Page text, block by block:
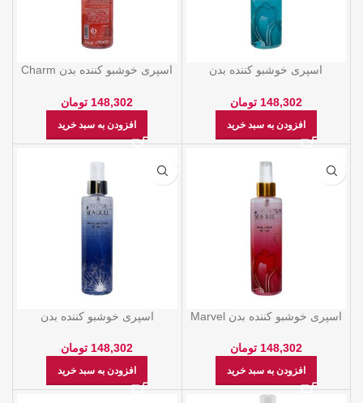
اسپری خوشبو کننده بدن
گل
148,302 تومان
افزودن به سبد خرید
اسپری خوشبو کننده بدن Charm
148,302 تومان
افزودن به سبد خرید
اسپری خوشبو کننده بدن Marvel
148,302 تومان
افزودن به سبد خرید
اسپری خوشبو کننده بدن
گل
148,302 تومان
افزودن به سبد خرید